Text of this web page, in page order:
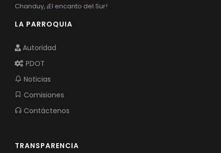
Chanduy, ¡El encanto del Sur!
LA PARROQUIA
Autoridad
PDOT
Noticias
Comisiones
Contáctenos
TRANSPARENCIA